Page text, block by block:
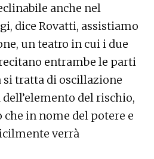
anche nel
dice Rovatti, assistiamo
un teatro in cui i due
entrambe le parti
si tratta di oscillazione
del rischio,
che in nome del potere e
verrà